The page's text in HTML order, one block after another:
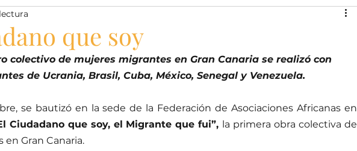
que soy
colectivo de mujeres migrantes en Gran Canaria se realizó con
de Ucrania, Brasil, Cuba, México, Senegal y Venezuela.
se bautizó en la sede de la Federación de Asociaciones Africanas en
Ciudadano que soy, el Migrante que fui”, la primera obra colectiva de
Gran Canaria.